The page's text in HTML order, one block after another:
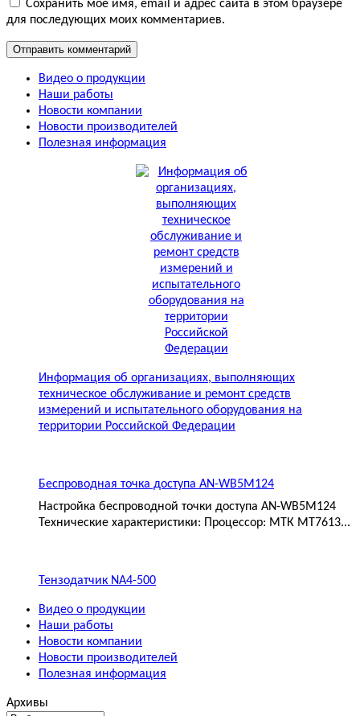
Сохранить моё имя, email и адрес сайта в этом браузере
для последующих моих комментариев.
Видео о продукции
Наши работы
Новости компании
Новости производителей
Полезная информация
Информация об организациях, выполняющих
техническое обслуживание и ремонт средств
измерений и испытательного оборудования на
территории Российской Федерации
Беспроводная точка доступа AN-WB5M124
Настройка беспроводной точки доступа AN-WB5M124
Технические характеристики: Процессор: МТК MT7613...
Тензодатчик NA4-500
Видео о продукции
Наши работы
Новости компании
Новости производителей
Полезная информация
Архивы